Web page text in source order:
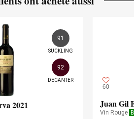
91
SUCKLING
92
DECANTER
2021
60
Juan Gil
Vin Rouge